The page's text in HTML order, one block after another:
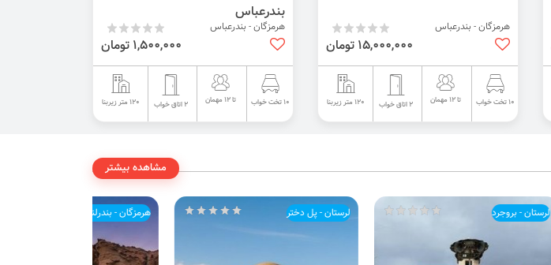
هرمزگان - بندرعباس
15,000,000 تومان
10 تخت خواب تا 12 مهمان 2 اتاق خواب 120 متر زیربنا
بندرعباس
هرمزگان - بندرعباس
1,500,000 تومان
10 تخت خواب تا 12 مهمان 2 اتاق خواب 120 متر زیربنا
مشاهده بیشتر
لرستان - بروجرد لرستان - پل دختر هرمزگان - بندرلنگه